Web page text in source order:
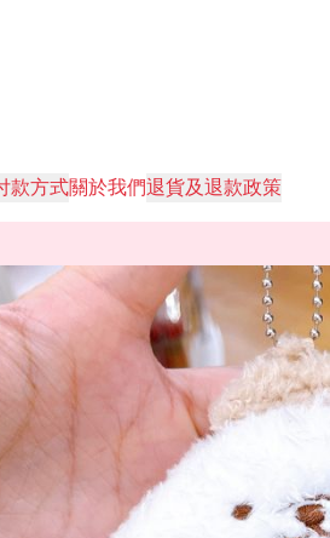
款方式關於我們退貨及退款政策